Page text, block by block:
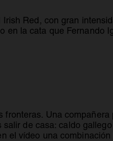
Red, con gran
en la cata que Fernando
nueva
Una compañera
de casa: caldo gallego
el vídeo una combinación